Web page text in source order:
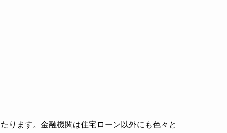
ります。金融機関は住宅ローン以外にも色々と